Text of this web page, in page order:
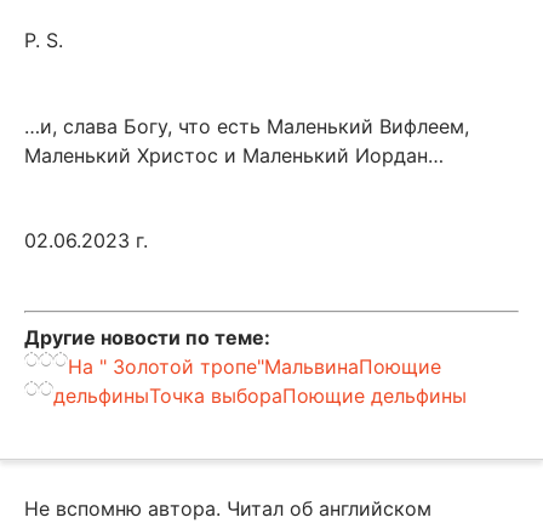
P. S.
…и, слава Богу, что есть Маленький Вифлеем,
Маленький Христос и Маленький Иордан…
02.06.2023 г.
Другие новости по теме:
На " Золотой тропе"МальвинаПоющие
дельфиныТочка выбораПоющие дельфины
Не вспомню автора. Читал об английском